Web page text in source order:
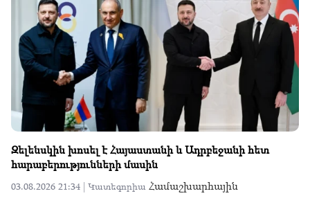
Զելենսկին խոսել է Հայաստանի և Ադրբեջանի հետ
հարաբերությունների մասին
03.08.2026 21:34 | Կատեգորիա Համաշխարհային